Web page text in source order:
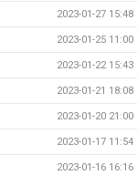
2023-01-27 15:48
2023-01-25 11:00
2023-01-22 15:43
2023-01-21 18:08
2023-01-20 21:00
2023-01-17 11:54
2023-01-16 16:16